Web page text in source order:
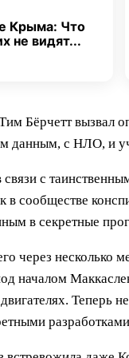
Крыма: Что
не видят...
Бёрчетт вызвал
данным, с НЛО, и
с
в сообществе
в секретные
через несколько
началом
Теперь